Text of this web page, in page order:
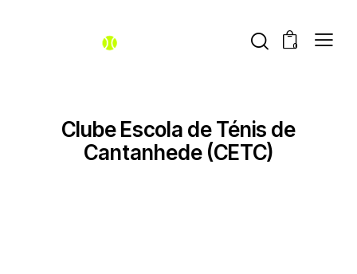
0
Clube Escola de Ténis de
Cantanhede (CETC)